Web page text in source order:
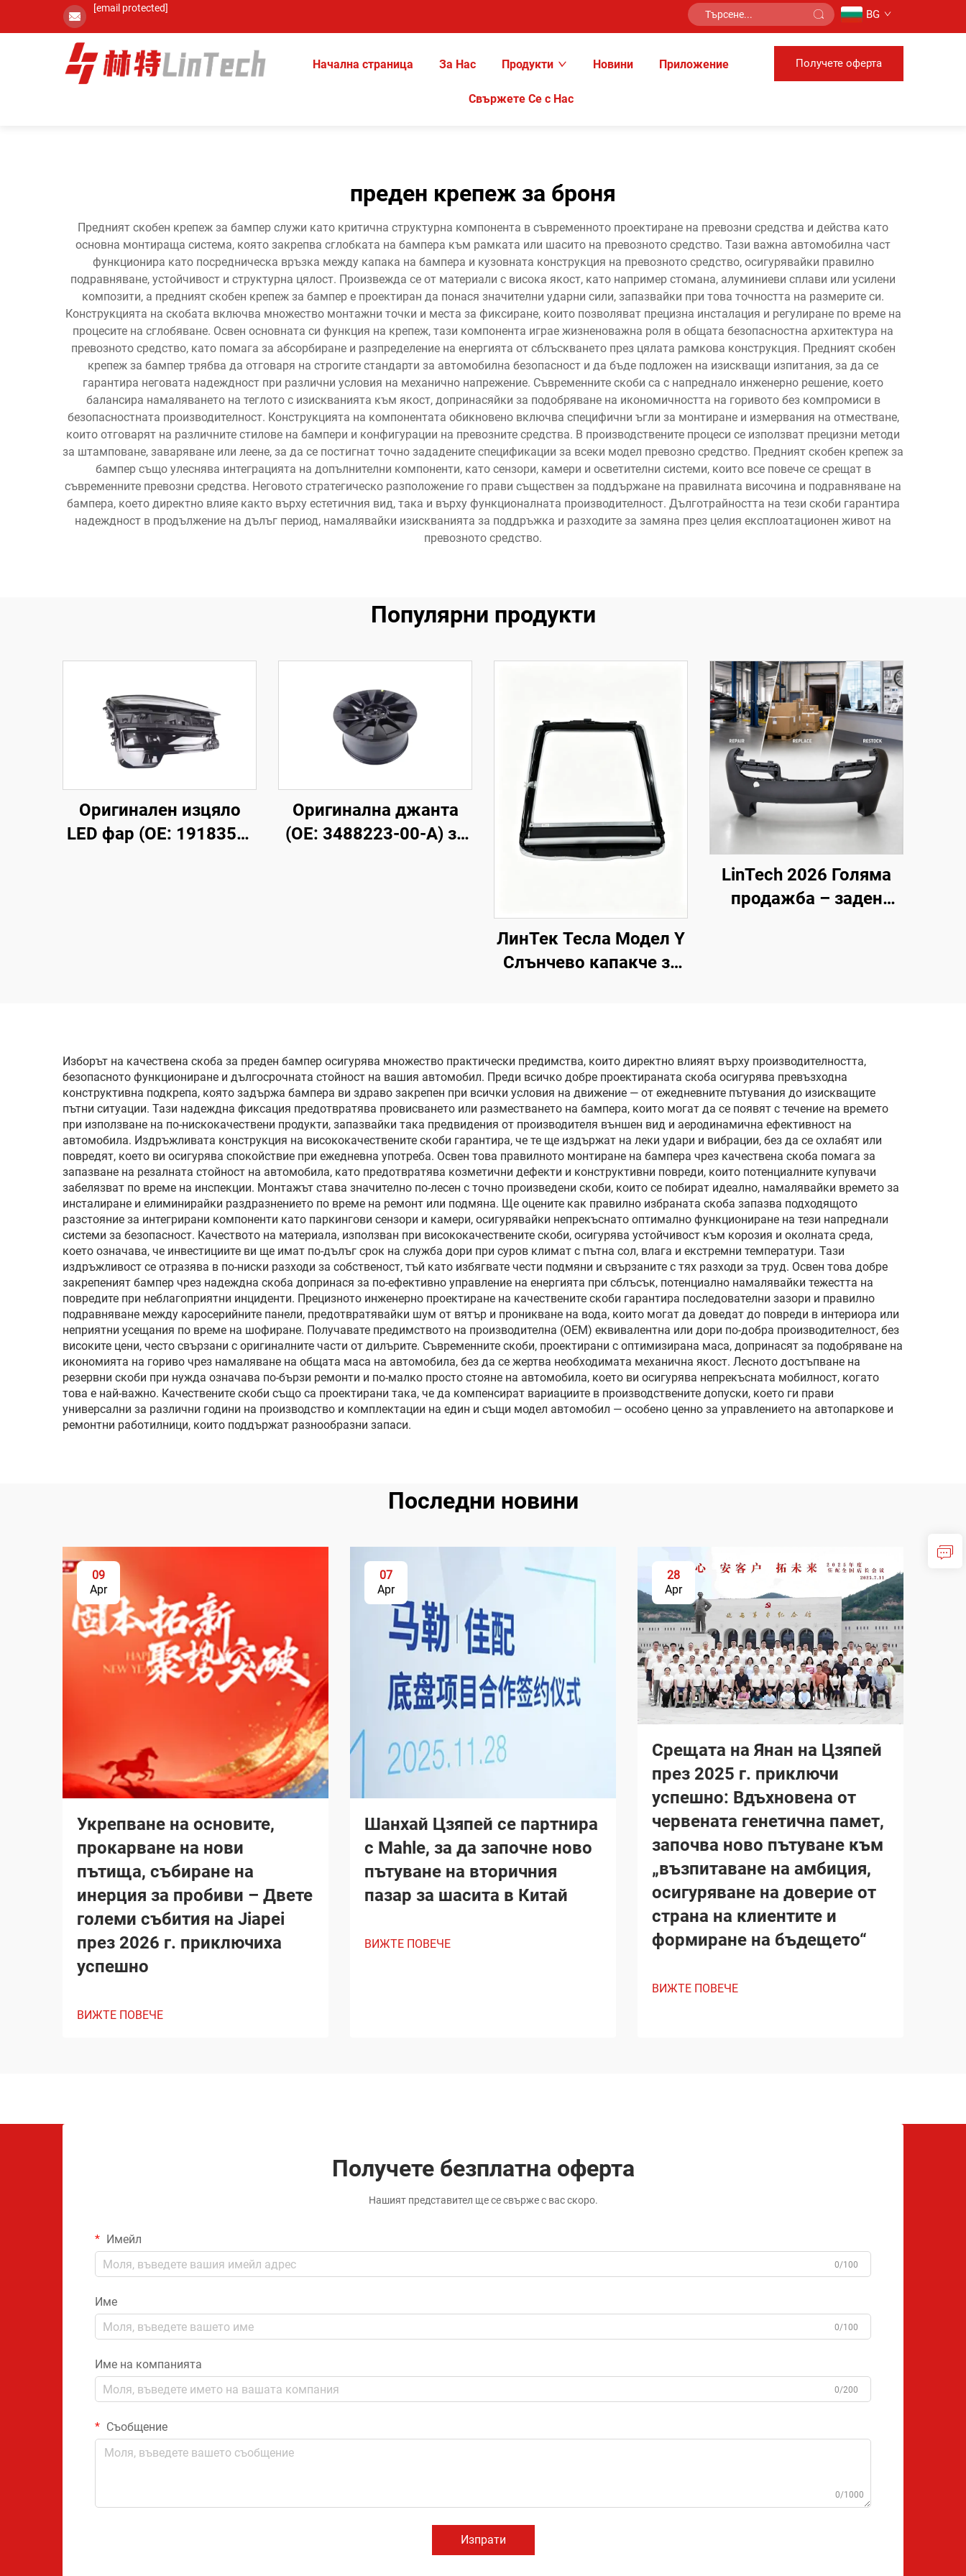
[email protected] BG
Начална страница За Нас Продукти Новини Приложение
Свържете Се с Нас
Получете оферта
преден крепеж за броня
Предният скобен крепеж за бампер служи като критична структурна компонента в съвременното проектиране на превозни средства и действа като
основна монтираща система, която закрепва сглобката на бампера към рамката или шасито на превозното средство. Тази важна автомобилна част
функционира като посредническа връзка между капака на бампера и кузовната конструкция на превозното средство, осигурявайки правилно
подравняване, устойчивост и структурна цялост. Произвежда се от материали с висока якост, като например стомана, алуминиеви сплави или усилени
композити, а предният скобен крепеж за бампер е проектиран да понася значителни ударни сили, запазвайки при това точността на размерите си.
Конструкцията на скобата включва множество монтажни точки и места за фиксиране, които позволяват прецизна инсталация и регулиране по време на
процесите на сглобяване. Освен основната си функция на крепеж, тази компонента играе жизненоважна роля в общата безопасностна архитектура на
превозното средство, като помага за абсорбиране и разпределение на енергията от сблъскването през цялата рамкова конструкция. Предният скобен
крепеж за бампер трябва да отговаря на строгите стандарти за автомобилна безопасност и да бъде подложен на изискващи изпитания, за да се
гарантира неговата надеждност при различни условия на механично напрежение. Съвременните скоби са с напреднало инженерно решение, което
балансира намаляването на теглото с изискванията към якост, допринасяйки за подобряване на икономичността на горивото без компромиси в
безопасностната производителност. Конструкцията на компонентата обикновено включва специфични ъгли за монтиране и измервания на отместване,
които отговарят на различните стилове на бампери и конфигурации на превозните средства. В производствените процеси се използват прецизни методи
за штамповане, заваряване или леене, за да се постигнат точно зададените спецификации за всеки модел превозно средство. Предният скобен крепеж за
бампер също улеснява интеграцията на допълнителни компоненти, като сензори, камери и осветителни системи, които все повече се срещат в
съвременните превозни средства. Неговото стратегическо разположение го прави съществен за поддържане на правилната височина и подравняване на
бампера, което директно влияе както върху естетичния вид, така и върху функционалната производителност. Дълготрайността на тези скоби гарантира
надеждност в продължение на дълъг период, намалявайки изискванията за поддръжка и разходите за замяна през целия експлоатационен живот на
превозното средство.
Популярни продукти
Оригинален изцяло
LED фар (OE: 1918351-
модел 3/Y и
трансграничен износ
Оригинална джанта
(OE: 3488223-00-A) за
ЛинТек Тесла Модел Y
Слънчево капакче за
ослепяване и
ултравиолетови лъчи
LinTech 2026 Голяма
продажба – заден
Изборът на качествена скоба за преден бампер осигурява множество практически предимства, които директно влияят върху производителността,
безопасното функциониране и дългосрочната стойност на вашия автомобил. Преди всичко добре проектираната скоба осигурява превъзходна
конструктивна подкрепа, която задържа бампера ви здраво закрепен при всички условия на движение — от ежедневните пътувания до изискващите
пътни ситуации. Тази надеждна фиксация предотвратява провисването или разместването на бампера, които могат да се появят с течение на времето
при използване на по-нискокачествени продукти, запазвайки така предвидения от производителя външен вид и аеродинамична ефективност на
автомобила. Издръжливата конструкция на висококачествените скоби гарантира, че те ще издържат на леки удари и вибрации, без да се охлабят или
повредят, което ви осигурява спокойствие при ежедневна употреба. Освен това правилното монтиране на бампера чрез качествена скоба помага за
запазване на резалната стойност на автомобила, като предотвратява козметични дефекти и конструктивни повреди, които потенциалните купувачи
забелязват по време на инспекции. Монтажът става значително по-лесен с точно произведени скоби, които се побират идеално, намалявайки времето за
инсталиране и елиминирайки раздразнението по време на ремонт или подмяна. Ще оцените как правилно избраната скоба запазва подходящото
разстояние за интегрирани компоненти като паркингови сензори и камери, осигурявайки непрекъснато оптимално функциониране на тези напреднали
системи за безопасност. Качеството на материала, използван при висококачествените скоби, осигурява устойчивост към корозия и околната среда,
което означава, че инвестициите ви ще имат по-дълъг срок на служба дори при суров климат с пътна сол, влага и екстремни температури. Тази
издръжливост се отразява в по-ниски разходи за собственост, тъй като избягвате чести подмяни и свързаните с тях разходи за труд. Освен това добре
закрепеният бампер чрез надеждна скоба допринася за по-ефективно управление на енергията при сблъсък, потенциално намалявайки тежестта на
повредите при неблагоприятни инциденти. Прецизното инженерно проектиране на качествените скоби гарантира последователни зазори и правилно
подравняване между каросерийните панели, предотвратявайки шум от вятър и проникване на вода, които могат да доведат до повреди в интериора или
неприятни усещания по време на шофиране. Получавате предимството на производителна (OEM) еквивалентна или дори по-добра производителност, без
високите цени, често свързани с оригиналните части от дилърите. Съвременните скоби, проектирани с оптимизирана маса, допринасят за подобряване на
икономията на гориво чрез намаляване на общата маса на автомобила, без да се жертва необходимата механична якост. Лесното достъпване на
резервни скоби при нужда означава по-бързи ремонти и по-малко просто стояне на автомобила, което ви осигурява непрекъсната мобилност, когато
това е най-важно. Качествените скоби също са проектирани така, че да компенсират вариациите в производствените допуски, което ги прави
универсални за различни години на производство и комплектации на един и същи модел автомобил — особено ценно за управлението на автопаркове и
ремонтни работилници, които поддържат разнообразни запаси.
Последни новини
09
Apr
Укрепване на основите,
прокарване на нови
пътища, събиране на
инерция за пробиви – Двете
големи събития на Jiapei
през 2026 г. приключиха
успешно
ВИЖТЕ ПОВЕЧЕ
07
Apr
Шанхай Цзяпей се партнира
с Mahle, за да започне ново
пътуване на вторичния
пазар за шасита в Китай
ВИЖТЕ ПОВЕЧЕ
28
Apr
Срещата на Янан на Цзяпей
през 2025 г. приключи
успешно: Вдъхновена от
червената генетична памет,
започва ново пътуване към
„възпитаване на амбиция,
осигуряване на доверие от
страна на клиентите и
формиране на бъдещето“
ВИЖТЕ ПОВЕЧЕ
Получете безплатна оферта
Нашият представител ще се свърже с вас скоро.
Имейл
0/100
Име
0/100
Име на компанията
0/200
Съобщение
0/1000
Изпрати